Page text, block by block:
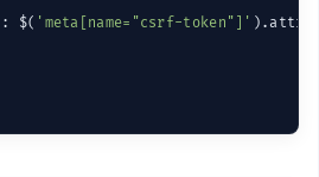
: $( 'meta[name="csrf-token"]' ).attr(